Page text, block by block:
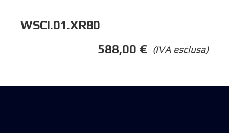
WSCI.01.XR80
(IVA esclusa)
588,00 €